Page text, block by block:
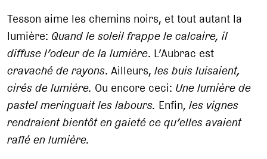
Tesson aime les chemins noirs, et tout autant la
lumière: Quand le soleil frappe le calcaire, il
diffuse l’odeur de la lumière. L’Aubrac est
cravaché de rayons. Ailleurs,les buis luisaient,
cirés de lumière. Ou encore ceci: Une lumière de
pastel meringuait les labours. Enfin,les vignes
rendraient bientôt en gaieté ce qu’elles avaient
raflé en lumière.